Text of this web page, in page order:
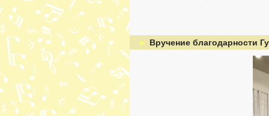
► Вручение благодарности